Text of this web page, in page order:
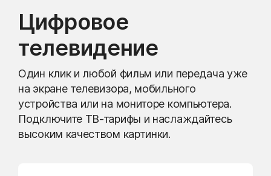
Цифровое
телевидение
Один клик и любой фильм или передача уже
на экране телевизора, мобильного
устройства или на мониторе компьютера.
Подключите ТВ-тарифы и наслаждайтесь
высоким качеством картинки.